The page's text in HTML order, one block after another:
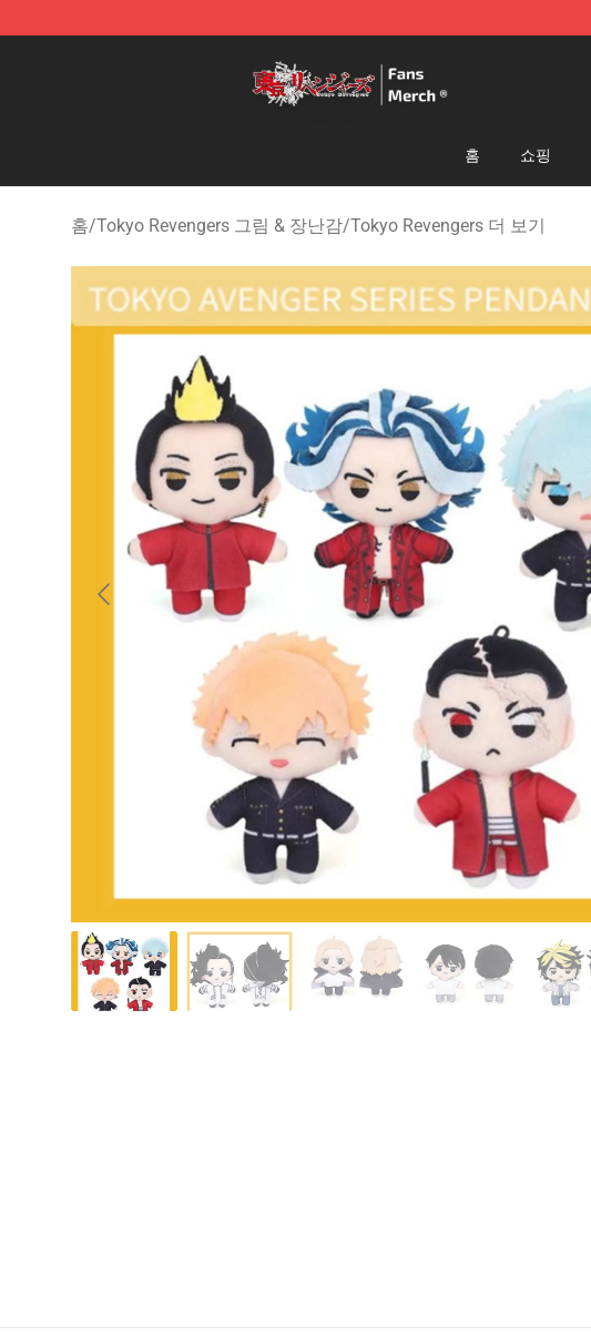
홈 쇼핑
홈/Tokyo Revengers 그림 & 장난감/Tokyo Revengers 더 보기